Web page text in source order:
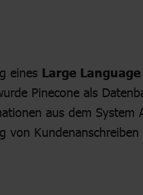
eines Large
Pinecone als
aus dem System
von